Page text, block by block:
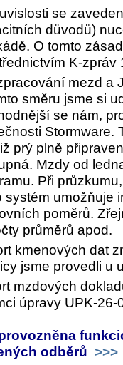
se
důvodů)
O tomto
K-zpráv
mezd a
směru jsme si
se nám,
Stormware.
prý plně
Mzdy od
Při
systém umožňuje
poměrů.
průměrů apod.
kmenových dat
jsme provedli u
mzdových
úpravy UPK-26-
odběrů >>>